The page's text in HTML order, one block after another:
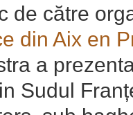
de către
din Aix en
a
Sudul